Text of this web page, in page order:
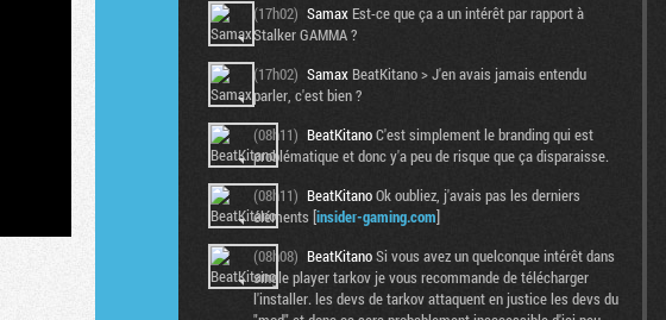
(17h02) Samax Est-ce que ça a un intérêt par rapport à
Stalker GAMMA ?
(17h02) Samax BeatKitano > J'en avais jamais entendu
parler, c'est bien ?
(08h11) BeatKitanoC'est simplement le branding qui est
problématique et donc y'a peu de risque que ça disparaisse.
(08h11) BeatKitanoOk oubliez, j'avais pas les derniers
éléments [insider-gaming.com]
(08h08) BeatKitanoSi vous avez un quelconque intérêt dans
single player tarkov je vous recommande de télécharger
l'installer. les devs de tarkov attaquent en justice les devs du